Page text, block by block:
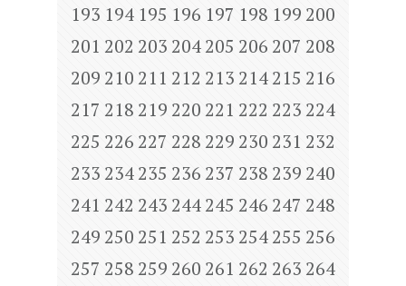
193 194 195 196 197 198 199 200
201 202 203 204205 206 207 208
209 210 211 212 213 214215 216
217 218 219 220 221 222 223 224
225 226 227 228 229 230 231 232
233 234235 236 237 238 239 240
241 242 243 244245 246 247 248
249 250 251 252 253 254255 256
257 258 259 260 261 262 263 264